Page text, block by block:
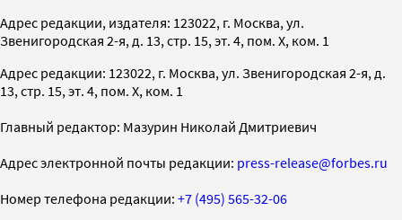
Адрес редакции, издателя: 123022, г. Москва, ул.
Звенигородская 2-я, д. 13, стр. 15, эт. 4, пом. X, ком. 1
Адрес редакции: 123022, г. Москва, ул. Звенигородская 2-я, д.
13, стр. 15, эт. 4, пом. X, ком. 1
Главный редактор: Мазурин Николай Дмитриевич
Адрес электронной почты редакции: press-release@forbes.ru
Номер телефона редакции: +7 (495) 565-32-06